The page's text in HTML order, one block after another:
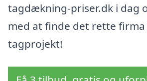
tagdækning-priser.dk i dag
med at finde det rette
tagprojekt!